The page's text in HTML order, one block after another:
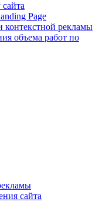
Page
контекстной рекламы
объема работ по
сайта